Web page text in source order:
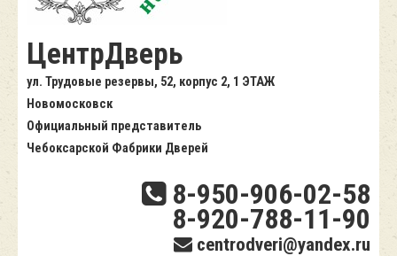
ЦентрДверь
ул. Трудовые резервы, 52, корпус 2, 1 ЭТАЖ
Новомосковск
Официальный представитель
Чебоксарской Фабрики Дверей
8-950-906-02-58
8-920-788-11-90
centrodveri@yandex.ru